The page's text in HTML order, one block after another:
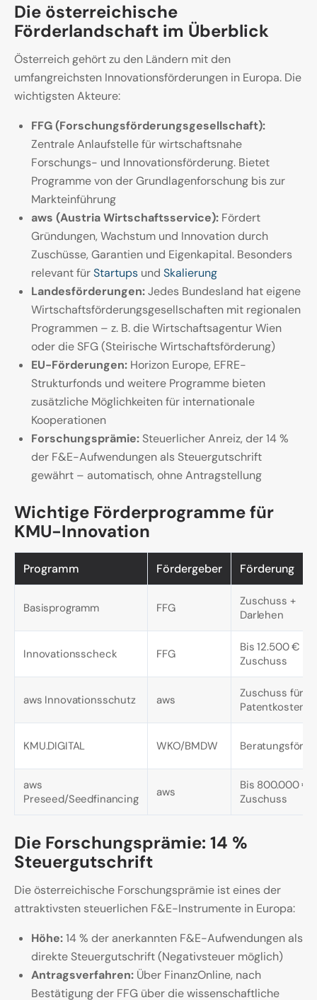
Die österreichische
Förderlandschaft im Überblick
Österreich gehört zu den Ländern mit den
umfangreichsten Innovationsförderungen in Europa. Die
wichtigsten Akteure:
FFG (Forschungsförderungsgesellschaft):
Zentrale Anlaufstelle für wirtschaftsnahe
Forschungs- und Innovationsförderung. Bietet
Programme von der Grundlagenforschung bis zur
Markteinführung
aws (Austria Wirtschaftsservice): Fördert
Gründungen, Wachstum und Innovation durch
Zuschüsse, Garantien und Eigenkapital. Besonders
relevant fürStartups und Skalierung
Landesförderungen:Jedes Bundesland hat eigene
Wirtschaftsförderungsgesellschaften mit regionalen
Programmen – z. B. die Wirtschaftsagentur Wien
oder die SFG (Steirische Wirtschaftsförderung)
EU-Förderungen: Horizon Europe, EFRE-
Strukturfonds und weitere Programme bieten
zusätzliche Möglichkeiten für internationale
Kooperationen
Forschungsprämie: Steuerlicher Anreiz, der 14 %
der F&E-Aufwendungen als Steuergutschrift
gewährt – automatisch, ohne Antragstellung
Wichtige Förderprogramme für
KMU-Innovation
Programm Fördergeber Förderung
Basisprogramm FFG
Zuschuss +
Darlehen
Innovationsscheck FFG
Bis 12.500 €
Zuschuss
aws Innovationsschutz aws
Zuschuss für
Patentkosten
KMU.DIGITAL WKO/BMDW
aws
Preseed/Seedfinancing
aws
Bis 800.000 €
Zuschuss
Die Forschungsprämie: 14 %
Steuergutschrift
Die österreichische Forschungsprämie ist eines der
attraktivsten steuerlichen F&E-Instrumente in Europa:
Höhe:14 % der anerkannten F&E-Aufwendungen als
direkte Steuergutschrift (Negativsteuer möglich)
Antragsverfahren: Über FinanzOnline, nach
Bestätigung der FFG über die wissenschaftliche